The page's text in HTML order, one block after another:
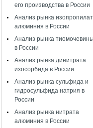
его производства в России
Анализ рынка
алюминия в России
Анализ рынка тиомочевины
в России
Анализ рынка динитрата
изосорбида в России
Анализ рынка сульфида и
гидросульфида натрия в
России
Анализ рынка нитрата
алюминия в России